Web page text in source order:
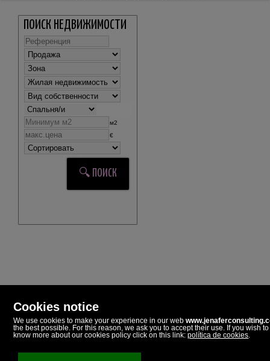
ПОИСК НЕДВИЖИМОСТИ
м2
€
Jenafer Consulting
Paseo Dolores Piera, 5
Cookies notice
We use cookies to make your experience in our web
the best possible. For this reason, we ask you to accept their use. If you wish to
know more about our cookies policy click on this link:política de cookies